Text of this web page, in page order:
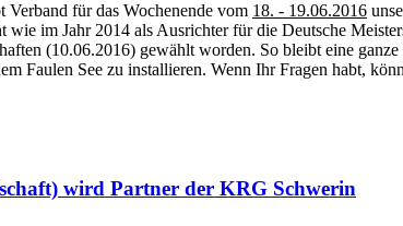
für das Wochenende vom 18. - 19.06.2016
im Jahr 2014 als Ausrichter für die Deutsche
(10.06.2016) gewählt worden. So bleibt eine
Faulen See zu installieren. Wenn Ihr Fragen habt,
wird Partner der KRG Schwerin